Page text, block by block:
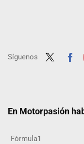
Síguenos
En Motorpasión
Fórmula1